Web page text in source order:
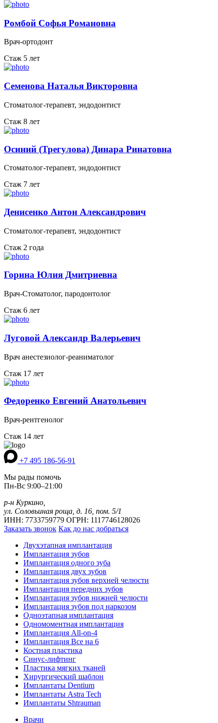
Ромбой Софья Романовна
Врач-ортодонт
Стаж 5 лет
Семенова Наталья Викторовна
Стоматолог-терапевт, эндодонтист
Стаж 8 лет
Осиний (Трегулова) Динара Ринатовна
Стоматолог-терапевт, эндодонтист
Стаж 7 лет
Денисенко Антон Александрович
Стоматолог-терапевт, эндодонтист
Стаж 2 года
Горина Юлия Дмитриевна
Врач-Стоматолог, пародонтолог
Стаж 6 лет
Луговой Александр Валерьевич
Врач анестезиолог-реаниматолог
Стаж 17 лет
Федоренко Евгений Анатольевич
Врач-рентгенолог
Стаж 14 лет
+7 495 186-56-91
Мы рады помочь
Пн-Вс 9:00–21:00
р-н Куркино,
ул. Соловьиная роща, д. 16, пом. 5/1
ИНН: 7733759779 ОГРН: 1117746128026
Заказать звонок Как до нас добраться
Двухэтапная имплантация
Имплантация зубов
Имплантация одного зуба
Имплантация двух зубов
Имплантация зубов верхней челюсти
Имплантация передних зубов
Имплантация зубов нижней челюсти
Имплантация зубов под наркозом
Одноэтапная имплантация
Одномоментная имплантация
Имплантация All-on-4
Имплантация Все на 6
Костная пластика
Синус-лифтинг
Пластика мягких тканей
Хирургический шаблон
Имплантаты Dentium
Имплантаты Astra Tech
Имплантаты Shtrauman
Врачи